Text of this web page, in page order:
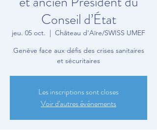
Conseil d’État
jeu. 05 oct.
  |
Château d'Aïre/SWISS UMEF
Genève face aux défis des crises sanitaires
et sécuritaires
Les inscriptions sont closes
Voir d'autres événements